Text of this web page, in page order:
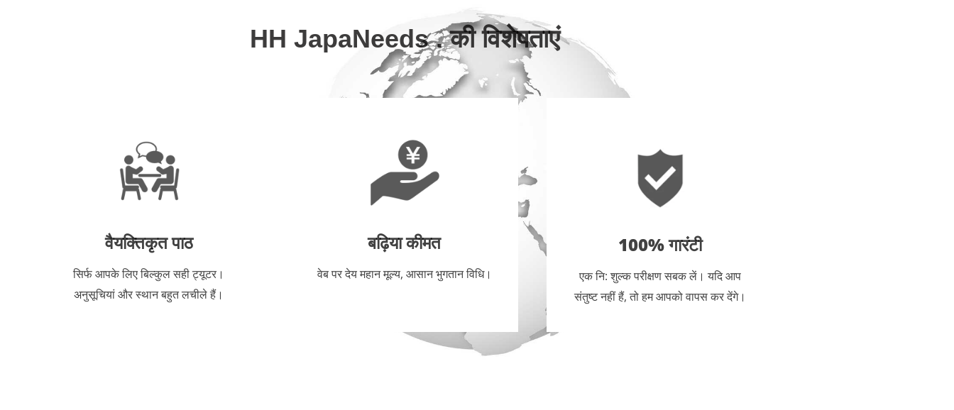
HH JapaNeeds . की विशेषताएं
वैयक्तिकृत पाठ
सिर्फ आपके लिए बिल्कुल सही ट्यूटर।
अनुसूचियां और स्थान बहुत लचीले हैं।
बढ़िया कीमत
वेब पर देय महान मूल्य, आसान भुगतान विधि।
100% गारंटी
एक नि: शुल्क परीक्षण सबक लें। यदि आप
संतुष्ट नहीं हैं, तो हम आपको वापस कर देंगे।